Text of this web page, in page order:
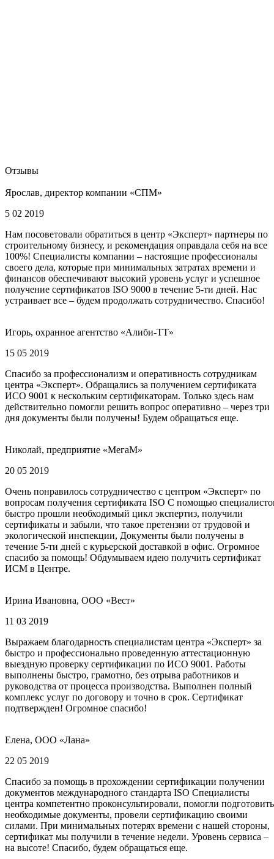
Отзывы
Ярослав, директор компании «СПМ»
5 02 2019
Нам посоветовали обратиться в центр «Эксперт» партнеры по
строительному бизнесу, и рекомендация оправдала себя на все
100%! Специалисты компании – настоящие профессионалы
своего дела, которые при минимальных затратах времени и
финансов обеспечивают высокий уровень услуг и успешное
получение сертификатов ISO 9000 в течение 5-ти дней. Нас
устраивает все – будем продолжать сотрудничество. Спасибо!
Игорь, охранное агентство «Алиби-ТТ»
15 05 2019
Спасибо за профессионализм и оперативность сотрудникам
центра «Эксперт». Обращались за получением сертификата
ИСО 9001 к нескольким сертификаторам. Только здесь нам
действительно помогли решить вопрос оперативно – через три
дня документы были получены! Будем обращаться еще.
Николай, предприятие «МегаМ»
20 05 2019
Очень понравилось сотрудничество с центром «Эксперт» по
вопросам получения сертификата ISO С помощью
быстро прошли необходимый цикл экспертиз, получили
сертификаты и забыли, что такое претензии от трудовой и
экологической инспекции, Документы были получены в
течение 5-ти дней с курьерской доставкой в офис. Огромное
спасибо за помощь! Обдумываем идею получить сертификат
ИСМ в Центре.
Ирина Ивановна, ООО «Вест»
11 03 2019
Выражаем благодарность специалистам центра «Эксперт» за
быстро и профессионально проведенную аттестационную
выездную проверку сертификации по ИСО 9001. Работы
выполнены быстро, грамотно, без отрыва работников и
руководства от процесса производства. Выполнен полный
комплекс услуг по договору и точно в срок. Сертификат
подтвержден! Огромное спасибо!
Елена, ООО «Лана»
22 05 2019
Спасибо за помощь в прохождении сертификации получении
документов международного стандарта ISO Специалисты
центра компетентно проконсультировали, помогли подготовить
необходимые документы, провели сертификацию своими
силами. При минимальных потерях времени с нашей стороны,
сертификат мы получили в течение недели. Уровень сервиса –
на высоте! Спасибо, будем обращаться еще.